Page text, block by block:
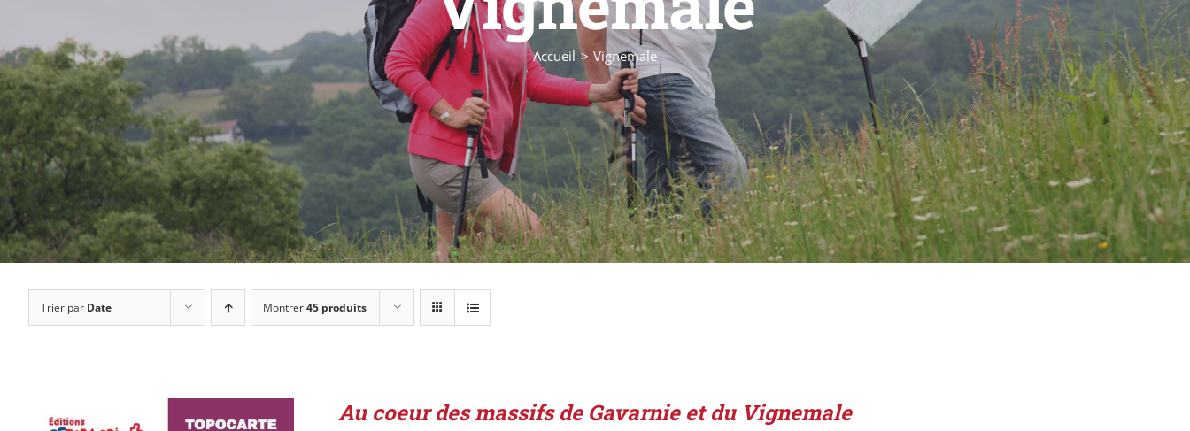
Accueil Vignemale
Trier par Date Montrer45 produits
Au coeur des massifs de Gavarnie et du Vignemale